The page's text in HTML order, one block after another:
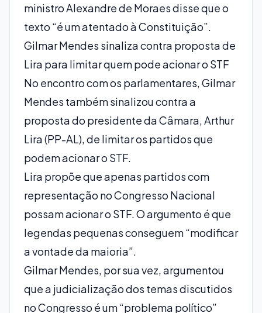
ministro Alexandre de Moraes disse que o
texto “é um atentado à Constituição”.
Gilmar Mendes sinaliza contra proposta de
Lira para limitar quem pode acionar o STF
No encontro com os parlamentares, Gilmar
Mendes também sinalizou contra a
proposta do presidente da Câmara, Arthur
Lira (PP-AL), de limitar os partidos que
podem acionar o STF.
Lira propõe que apenas partidos com
representação no Congresso Nacional
possam acionar o STF. O argumento é que
legendas pequenas conseguem “modificar
a vontade da maioria”.
Gilmar Mendes, por sua vez, argumentou
que a judicialização dos temas discutidos
no Congresso é um “problema político”